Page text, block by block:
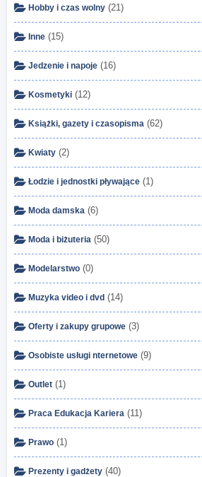
Hobby i czas wolny (21)
Inne (15)
Jedzenie i napoje (16)
Kosmetyki (12)
Książki, gazety i czasopisma (62)
Kwiaty (2)
Łodzie i jednostki pływające (1)
Moda damska (6)
Moda i biżuteria (50)
Modelarstwo (0)
Muzyka video i dvd (14)
Oferty i zakupy grupowe (3)
Osobiste usługi nternetowe (9)
Outlet (1)
Praca Edukacja Kariera (11)
Prawo (1)
Prezenty i gadżety (40)